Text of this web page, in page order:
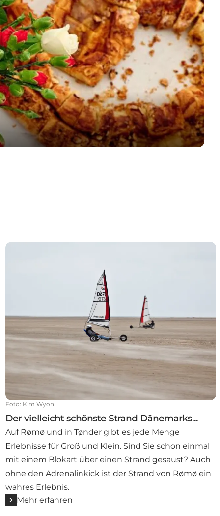
Der vielleicht schönste Strand Dänemarks...
Foto: Kim Wyon
Der vielleicht schönste Strand Dänemarks...
Auf Rømø und in Tønder gibt es jede Menge
Erlebnisse für Groß und Klein. Sind Sie schon einmal
mit einem Blokart über einen Strand gesaust? Auch
ohne den Adrenalinkick ist der Strand von Rømø ein
wahres Erlebnis.
Mehr erfahren